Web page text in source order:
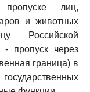
лиц,
и животных
Российской
- пропуск через
граница) в